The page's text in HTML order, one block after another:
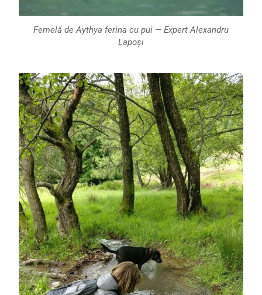
Femelă de Aythya ferina cu pui — Expert Alexandru
Lapoși